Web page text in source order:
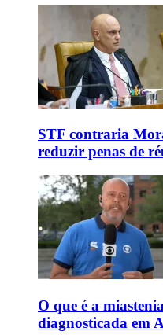
STF contraria
reduzir penas de
O que é a
diagnosticada em